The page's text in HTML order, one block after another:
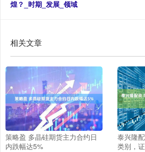
煌？_时期_发展_领域
相关文章
策略盈 多晶硅期货主力合约日
内跌幅达5%
泰兴隆
类别，